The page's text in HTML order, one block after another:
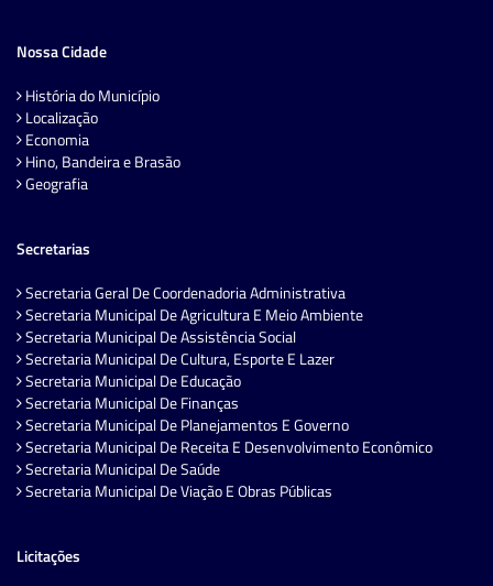
Nossa Cidade
História do Município
Localização
Economia
Hino, Bandeira e Brasão
Geografia
Secretarias
Secretaria Geral De Coordenadoria Administrativa
Secretaria Municipal De Agricultura E Meio Ambiente
Secretaria Municipal De Assistência Social
Secretaria Municipal De Cultura, Esporte E Lazer
Secretaria Municipal De Educação
Secretaria Municipal De Finanças
Secretaria Municipal De Planejamentos E Governo
Secretaria Municipal De Receita E Desenvolvimento Econômico
Secretaria Municipal De Saúde
Secretaria Municipal De Viação E Obras Públicas
Licitações